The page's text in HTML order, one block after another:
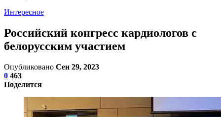
Интересное
Российский конгресс кардиологов с
белорусским участием
Опубликовано Сен 29, 2023
0 463
Поделится